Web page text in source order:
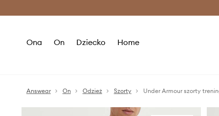
Ona On Dziecko Home
Answear On Odzież Szorty Under Armour szorty